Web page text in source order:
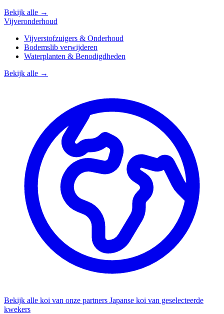
Bekijk alle →
Vijveronderhoud
Vijverstofzuigers & Onderhoud
Bodemslib verwijderen
Waterplanten & Benodigdheden
Bekijk alle →
Bekijk alle koi van onze partners Japanse koi van geselecteerde
kwekers